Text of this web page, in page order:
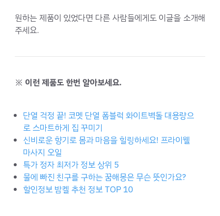
원하는 제품이 있었다면 다른 사람들에게도 이글을 소개해
주세요.
※ 이런 제품도 한번 알아보세요.
단열 걱정 끝! 코멧 단열 폼블럭 화이트벽돌 대용량으
로 스마트하게 집 꾸미기
신비로운 향기로 몸과 마음을 힐링하세요! 프라이웰
마사지 오일
특가 정자 최저가 정보 상위 5
물에 빠진 친구를 구하는 꿈해몽은 무슨 뜻인가요?
할인정보 밤켈 추천 정보 TOP 10